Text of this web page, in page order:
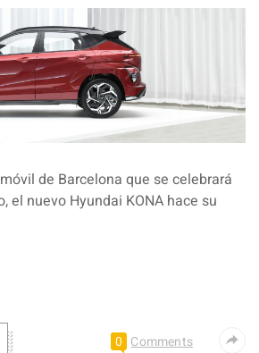
de Barcelona que se celebrará
el nuevo Hyundai KONA hace su
0 Comments